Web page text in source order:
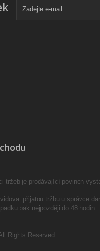
tržeb je prodávající povinen
přijatou tržbu u správce
pak nejpozději do 48 hodin.
Rights Reserved